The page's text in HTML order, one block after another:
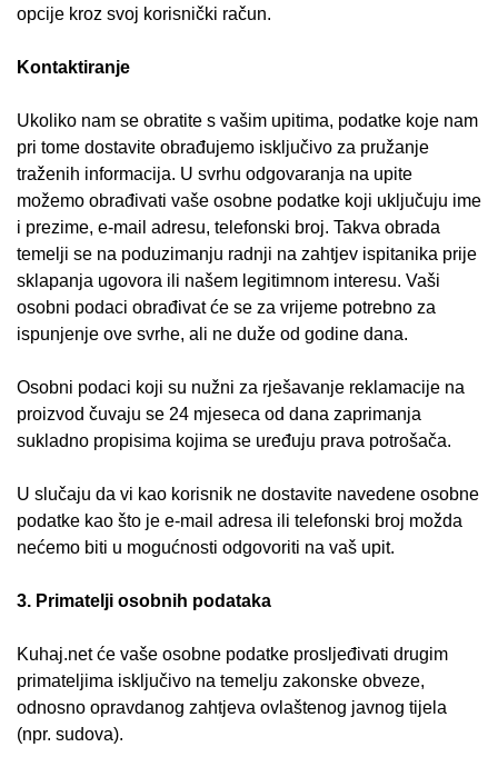
opcije kroz svoj korisnički račun.
Kontaktiranje
Ukoliko nam se obratite s vašim upitima, podatke koje nam
pri tome dostavite obrađujemo isključivo za pružanje
traženih informacija. U svrhu odgovaranja na upite
možemo obrađivati vaše osobne podatke koji uključuju ime
i prezime, e-mail adresu, telefonski broj. Takva obrada
temelji se na poduzimanju radnji na zahtjev ispitanika prije
sklapanja ugovora ili našem legitimnom interesu. Vaši
osobni podaci obrađivat će se za vrijeme potrebno za
ispunjenje ove svrhe, ali ne duže od godine dana.
Osobni podaci koji su nužni za rješavanje reklamacije na
proizvod čuvaju se 24 mjeseca od dana zaprimanja
sukladno propisima kojima se uređuju prava potrošača.
U slučaju da vi kao korisnik ne dostavite navedene osobne
podatke kao što je e-mail adresa ili telefonski broj možda
nećemo biti u mogućnosti odgovoriti na vaš upit.
3. Primatelji osobnih podataka
Kuhaj.net će vaše osobne podatke prosljeđivati drugim
primateljima isključivo na temelju zakonske obveze,
odnosno opravdanog zahtjeva ovlaštenog javnog tijela
(npr. sudova).